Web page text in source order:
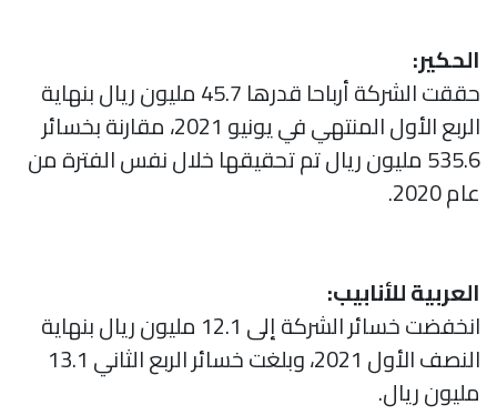
الحكير:
حققت الشركة أرباحا قدرها 45.7 مليون ريال بنهاية
الربع الأول المنتهي في يونيو 2021، مقارنة بخسائر
535.6 مليون ريال تم تحقيقها خلال نفس الفترة من
عام 2020.
العربية للأنابيب:
انخفضت خسائر الشركة إلى 12.1 مليون ريال بنهاية
النصف الأول 2021، وبلغت خسائر الربع الثاني 13.1
مليون ريال.